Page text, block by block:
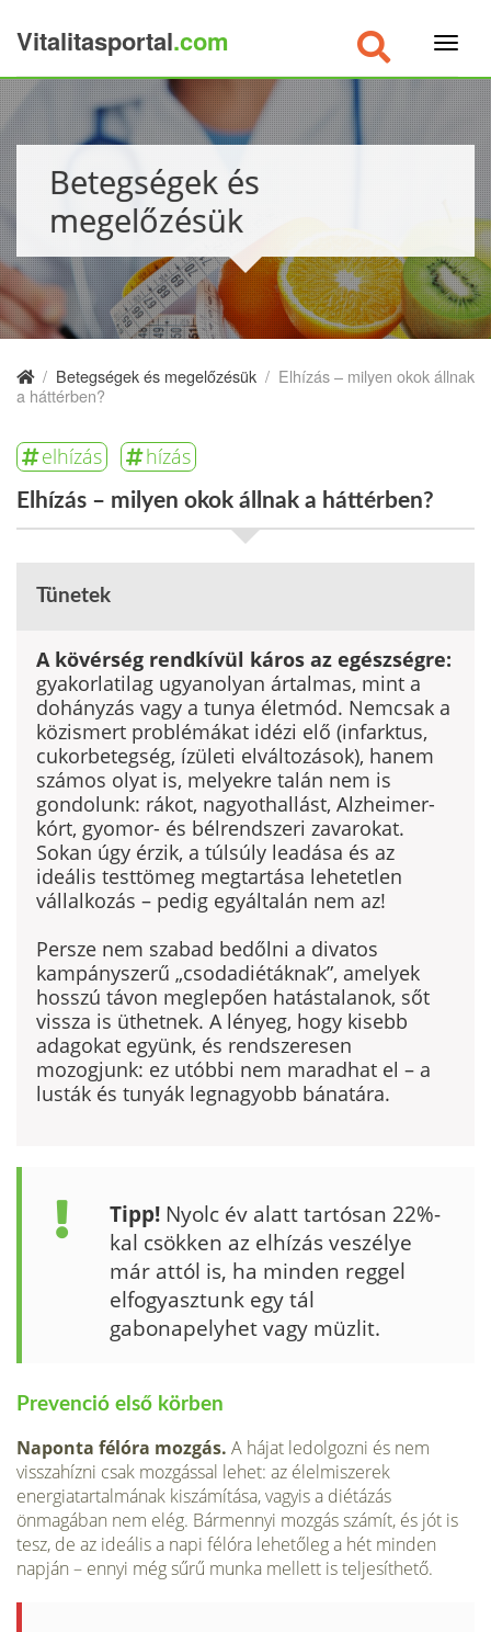
Vitalitasportal.com
Betegségek és
megelőzésük
/ Betegségek és megelőzésük / Elhízás – milyen okok állnak
a háttérben?
elhízás hízás
Elhízás – milyen okok állnak a háttérben?
Tünetek
A kövérség rendkívül káros az egészségre:
gyakorlatilag ugyanolyan ártalmas, mint a
dohányzás vagy a tunya életmód. Nemcsak a
közismert problémákat idézi elő (infarktus,
cukorbetegség, ízületi elváltozások), hanem
számos olyat is, melyekre talán nem is
gondolunk: rákot, nagyot­hallást, Alzheimer-
kórt, gyomor- és bélrendszeri zavarokat.
Sokan úgy érzik, a túlsúly leadása és az
ideális testtömeg megtartása lehetetlen
vállalkozás – pedig egyáltalán nem az!
Persze nem szabad bedőlni a divatos
kampányszerű „csodadiétáknak”, amelyek
hosszú távon meglepően hatástalanok, sőt
vissza is üthetnek. A lényeg, hogy kisebb
adagokat együnk, és rendszeresen
mozogjunk: ez utóbbi nem maradhat el – a
lusták és tunyák legnagyobb bánatára.
Tipp! Nyolc év alatt tartósan 22%-
kal csökken az elhízás veszélye
már attól is, ha minden reggel
elfogyasztunk egy tál
gabonapelyhet vagy müzlit.
Prevenció első körben
Naponta félóra mozgás. A hájat ledolgozni és nem
visszahízni csak moz­gással lehet: az élelmiszerek
energiatartalmának kiszámítása, vagyis a diétázás
önmagában nem elég. Bármennyi mozgás számít, és jót is
tesz, de az ideális a napi félóra lehetőleg a hét minden
napján – ennyi még sűrű munka mellett is teljesíthető.
×